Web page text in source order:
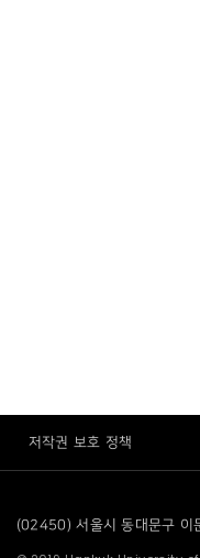
저작권 보호 정책
(02450) 서울시 동대문구